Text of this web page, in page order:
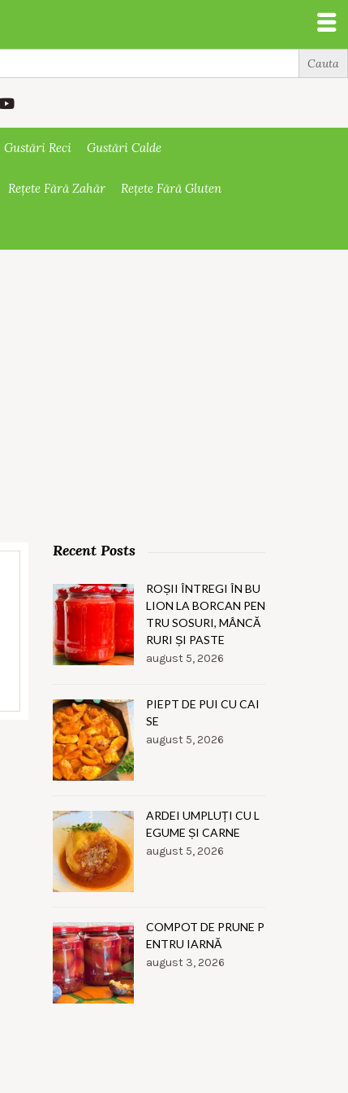
Gustări Reci Gustări Calde
Rețete Fără Zahăr Rețete Fără Gluten
Recent Posts
ROȘII ÎNTREGI ÎN BU
LION LA BORCAN PEN
TRU SOSURI, MÂNCĂ
RURI ȘI PASTE
august 5, 2026
PIEPT DE PUI CU CAI
SE
august 5, 2026
ARDEI UMPLUȚI CU L
EGUME ȘI CARNE
august 5, 2026
COMPOT DE PRUNE P
ENTRU IARNĂ
august 3, 2026